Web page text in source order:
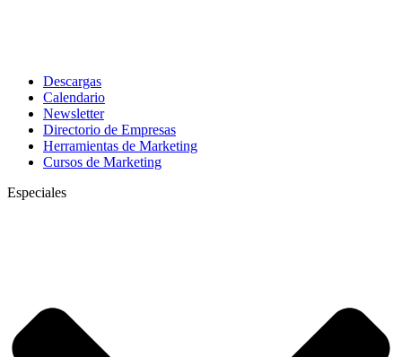
Descargas
Calendario
Newsletter
Directorio de Empresas
Herramientas de Marketing
Cursos de Marketing
Especiales